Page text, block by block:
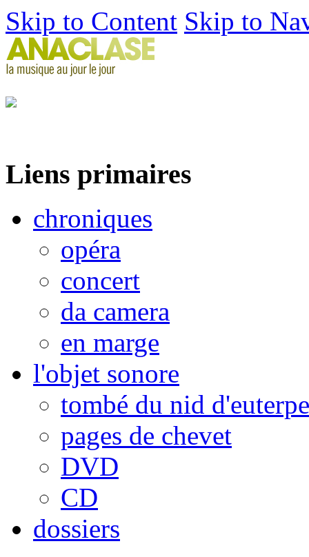
Skip to Content Skip to
Liens primaires
chroniques
opéra
concert
da camera
en marge
l'objet sonore
tombé du nid d'euterpe
pages de chevet
DVD
CD
dossiers